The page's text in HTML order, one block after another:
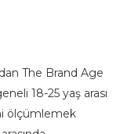
The Brand Age
18-25 yaş arası
ölçümlemek